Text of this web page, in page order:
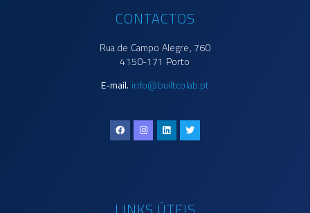
CONTACTOS
Rua de Campo Alegre, 760
4150-171 Porto
E-mail. info@builtcolab.pt